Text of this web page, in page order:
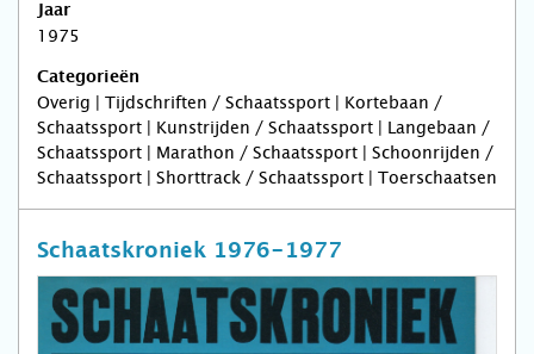
Jaar
1975
Categorieën
Overig | Tijdschriften / Schaatssport | Kortebaan /
Schaatssport | Kunstrijden / Schaatssport | Langebaan /
Schaatssport | Marathon / Schaatssport | Schoonrijden /
Schaatssport | Shorttrack / Schaatssport | Toerschaatsen
Schaatskroniek 1976-1977